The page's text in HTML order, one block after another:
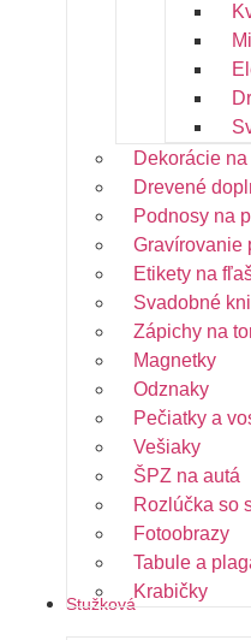
Dekorácie na
Drevené
Podnosy na
Gravírovanie
Etikety na
Svadobné
Zápichy na
Magnetky
Odznaky
Pečiatky a
Vešiaky
ŠPZ na autá
Rozlúčka so
Fotoobrazy
Tabule a
Krabičky
Stužková